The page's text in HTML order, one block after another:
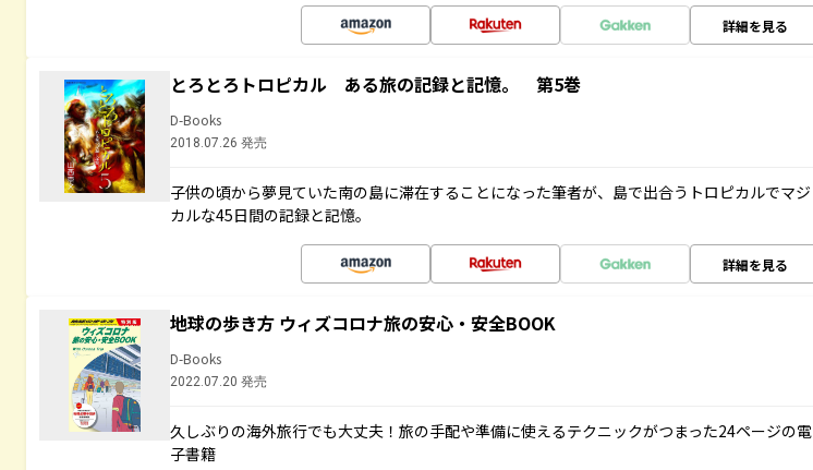
詳細を見る
とろとろトロピカル ある旅の記録と記憶。 第5巻
D-Books
2018.07.26 発売
子供の頃から夢見ていた南の島に滞在することになった筆者が、島で出合うトロピカルでマジ
カルな45日間の記録と記憶。
詳細を見る
地球の歩き方 ウィズコロナ旅の安心・安全BOOK
D-Books
2022.07.20 発売
久しぶりの海外旅行でも大丈夫！旅の手配や準備に使えるテクニックがつまった24ページの電
子書籍